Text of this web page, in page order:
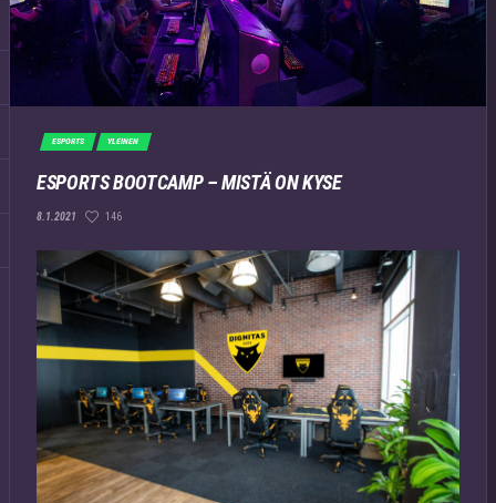
ESPORTS YLEINEN
ESPORTS BOOTCAMP – MISTÄ ON KYSE
8.1.2021 146